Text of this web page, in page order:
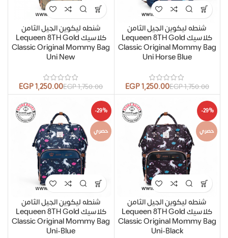
شنطه ليكوين الجيل الثامن
كلاسيك Lequeen 8TH Gold
Classic Original Mommy Bag
Uni Horse Blue
1,750.00
EGP
1,250.00
EGP
شنطه ليكوين الجيل الثامن
كلاسيك Lequeen 8TH Gold
Classic Original Mommy Bag
Uni New
1,750.00
EGP
1,250.00
EGP
-29%
حصري
شنطه ليكوين الجيل الثامن
كلاسيك Lequeen 8TH Gold
Classic Original Mommy Bag
Uni-Black
-29%
حصري
شنطه ليكوين الجيل الثامن
كلاسيك Lequeen 8TH Gold
Classic Original Mommy Bag
Uni-Blue